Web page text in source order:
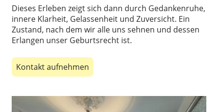
Dieses Erleben zeigt sich dann durch Gedankenruhe,
innere Klarheit, Gelassenheit und Zuversicht. Ein
Zustand, nach dem wir alle uns sehnen und dessen
Erlangen unser Geburtsrecht ist.
Kontakt aufnehmen